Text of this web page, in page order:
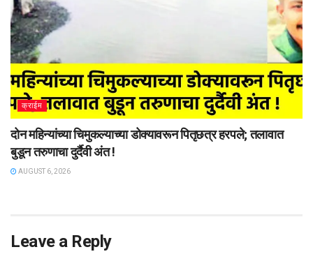
क्राईम
दोन महिन्यांच्या चिमुकल्याच्या डोक्यावरून पितृछत्र हरपले; तलावात
बुडून तरुणाचा दुर्दैवी अंत !
AUGUST 6, 2026
Leave a Reply